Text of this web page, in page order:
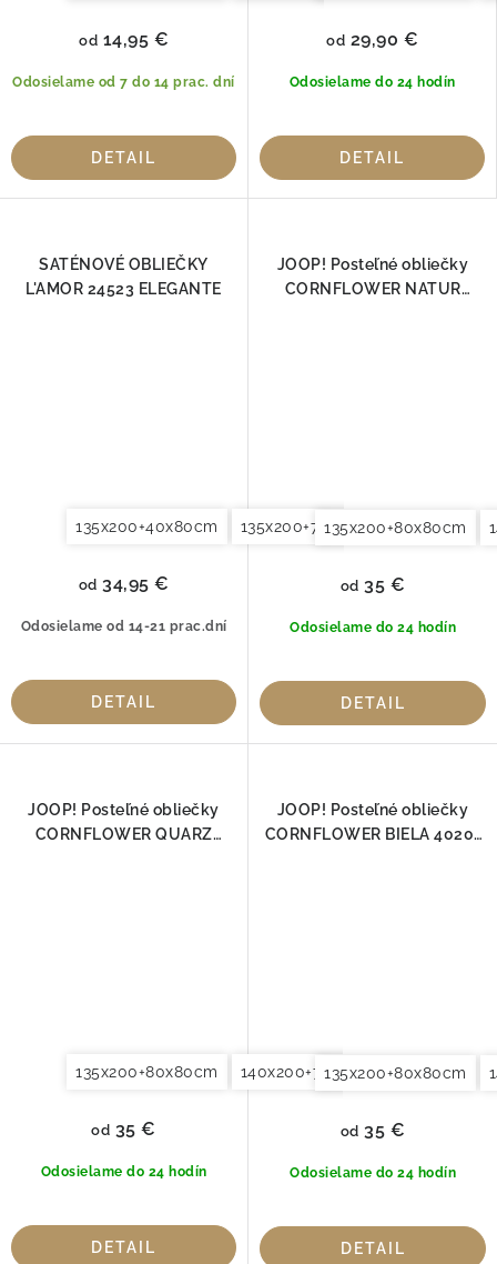
Odosielame od 7 do 14 prac. dní
od 14,95 €
DETAIL
Odosielame do 24 hodín
od 29,90 €
DETAIL
SATÉNOVÉ OBLIEČKY
L'AMOR 24523 ELEGANTE
135x200+40x80cm 135x200+70x90cm
Odosielame od 14-21 prac.dní
od 34,95 €
DETAIL
JOOP! Posteľné obliečky
CORNFLOWER NATUR
135x200+80x80cm
Odosielame do 24 hodín
od 35 €
DETAIL
JOOP! Posteľné obliečky
CORNFLOWER QUARZ
135x200+80x80cm 140x200+70x90cm
Odosielame do 24 hodín
od 35 €
DETAIL
JOOP! Posteľné obliečky
CORNFLOWER BIELA 4020-
135x200+80x80cm
Odosielame do 24 hodín
od 35 €
DETAIL